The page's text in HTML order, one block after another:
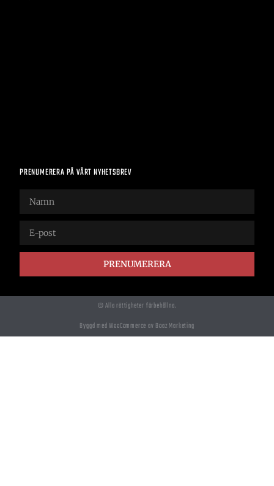
PRENUMERERA PÅ VÅRT NYHETSBREV
PRENUMERERA
© Alla rättigheter förbehållna.
Byggd med WooCommerce av Boaz Marketing